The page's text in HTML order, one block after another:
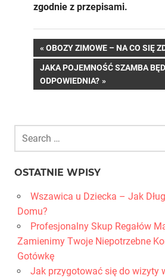
zgodnie z przepisami.
Nawigacja
wpisu
PREVIOUS
POST:
OBOZY ZIMOWE – NA CO SIĘ
NEXT
POST:
JAKA POJEMNOŚĆ SZAMBA
ODPOWIEDNIA?
OSTATNIE WPISY
Wszawica u Dziecka – Jak
Domu?
Profesjonalny Skup Regałów
Zamienimy Twoje Niepotrzebne
Gotówkę
Jak przygotować się do wizyty